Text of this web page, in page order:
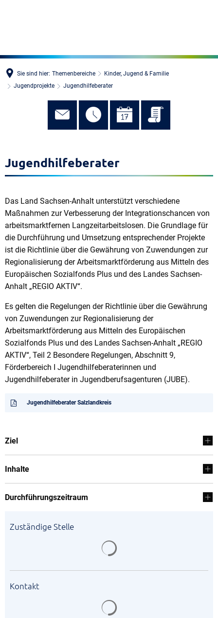
Sie sind hier: Themenbereiche
Kinder, Jugend & Familie
Jugendprojekte
Jugendhilfeberater
Jugendhilfeberater
Das Land Sachsen-Anhalt unterstützt verschiedene
Maßnahmen zur Verbesserung der Integrationschancen von
arbeitsmarktfernen Langzeitarbeitslosen. Die Grundlage für
die Durchführung und Umsetzung entsprechender Projekte
ist die Richtlinie über die Gewährung von Zuwendungen zur
Regionalisierung der Arbeitsmarktförderung aus Mitteln des
Europäischen Sozialfonds Plus und des Landes Sachsen-
Anhalt „REGIO AKTIV“.
Es gelten die Regelungen der Richtlinie über die Gewährung
von Zuwendungen zur Regionalisierung der
Arbeitsmarktförderung aus Mitteln des Europäischen
Sozialfonds Plus und des Landes Sachsen-Anhalt „REGIO
AKTIV“, Teil 2 Besondere Regelungen, Abschnitt 9,
Förderbereich I Jugendhilfeberaterinnen und
Jugendhilfeberater in Jugendberufsagenturen (JUBE).
Jugendhilfeberater Salzlandkreis
Ziel
Inhalte
Durchführungszeitraum
Zuständige Stelle
Kontakt